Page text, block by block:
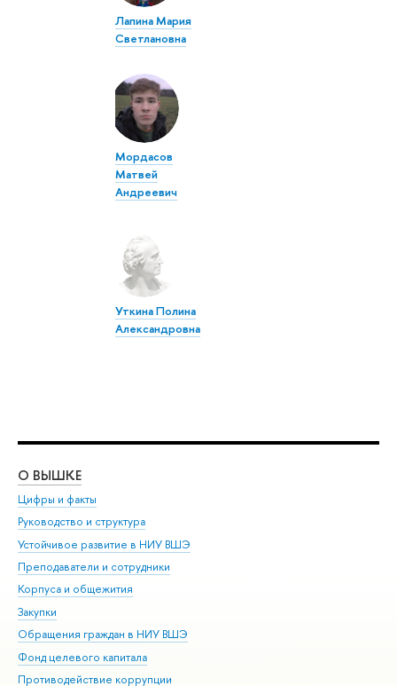
Лапина Мария
Светлановна
Мордасов
Матвей
Андреевич
Уткина Полина
Александровна
О ВЫШКЕ
Цифры и факты
Руководство и структура
Устойчивое развитие в НИУ ВШЭ
Преподаватели и сотрудники
Корпуса и общежития
Закупки
Обращения граждан в НИУ ВШЭ
Фонд целевого капитала
Противодействие коррупции